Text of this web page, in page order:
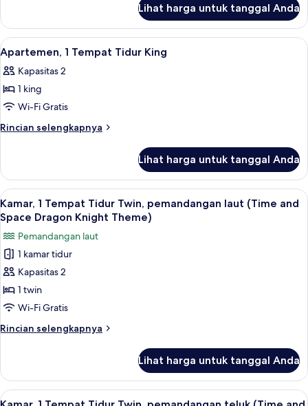
teluk
(Ocean
Theme)
Kamar,
Tempat
Tidur
Twin,
pemandangan
(Ocean
Theme)
Lihat harga untuk tanggal Anda
Lihat
semua
foto
untuk
Apartemen,
1
King
Selimut bulu angsa, bantalan ekstra
2
Apartemen, 1 Tempat Tidur King
Kapasitas 2
1 king
Wi-Fi Gratis
Rincian selengkapnya
Rincian
Apartemen,
Tempat
Tidur
King
Lihat harga untuk tanggal Anda
Lihat
semua
foto
untuk
Kamar,
1
Tempat
Tidur
Twin,
pemandangan
(Time
and
Space
Selimut bulu angsa, bantalan ekstra
2
Kamar, 1 Tempat Tidur Twin, pemandangan laut (Time and
Space Dragon Knight Theme)
Pemandangan laut
1 kamar tidur
Kapasitas 2
1 twin
Wi-Fi Gratis
Rincian selengkapnya
Rincian
Kamar,
Tempat
Lihat harga untuk tanggal Anda
Lihat
Selimut bulu angsa, bantalan ekstra
2